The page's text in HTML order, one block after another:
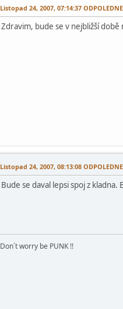
Listopad 24, 2007, 07:14:37 ODPOLEDNE
Zdravim, bude se v nejbližší
Listopad 24, 2007, 08:13:08 ODPOLEDNE
Bude se daval lepsi spoj z kladna.
Don´t worry be PUNK !!